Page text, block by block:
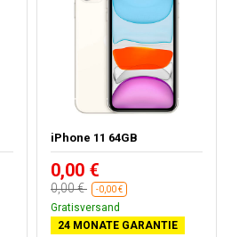
iPhone 11 64GB
0,00 €
0,00 € -0,00 €
Gratisversand
24 MONATE GARANTIE